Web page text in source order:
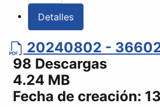
Detalles
20240802 -
98 Descargas
4.24 MB
Fecha de creación: